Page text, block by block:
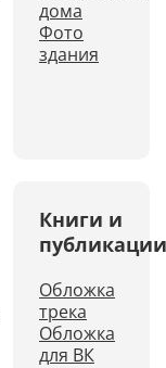
дома
Фото
здания
Книги и
публикации
Обложка
трека
Обложка
для ВК